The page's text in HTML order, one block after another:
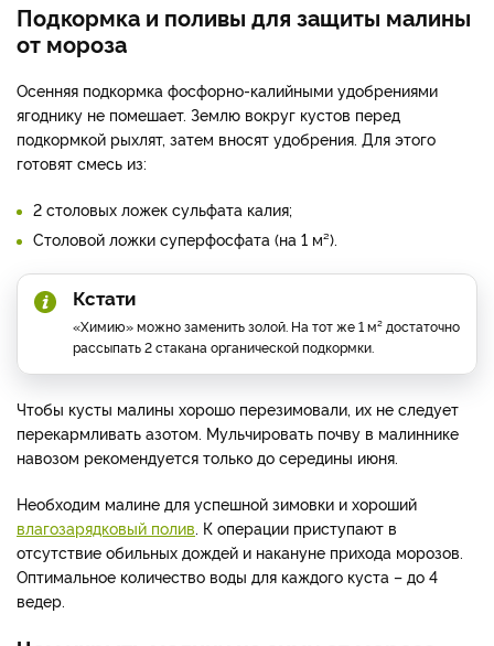
Подкормка и поливы для защиты малины
от мороза
Осенняя подкормка фосфорно-калийными удобрениями
ягоднику не помешает. Землю вокруг кустов перед
подкормкой рыхлят, затем вносят удобрения. Для этого
готовят смесь из:
2 столовых ложек сульфата калия;
Столовой ложки суперфосфата (на 1 м²).
Кстати
«Химию» можно заменить золой. На тот же 1 м² достаточно
рассыпать 2 стакана органической подкормки.
Чтобы кусты малины хорошо перезимовали, их не следует
перекармливать азотом. Мульчировать почву в малиннике
навозом рекомендуется только до середины июня.
Необходим малине для успешной зимовки и хороший
влагозарядковый полив. К операции приступают в
отсутствие обильных дождей и накануне прихода морозов.
Оптимальное количество воды для каждого куста – до 4
ведер.